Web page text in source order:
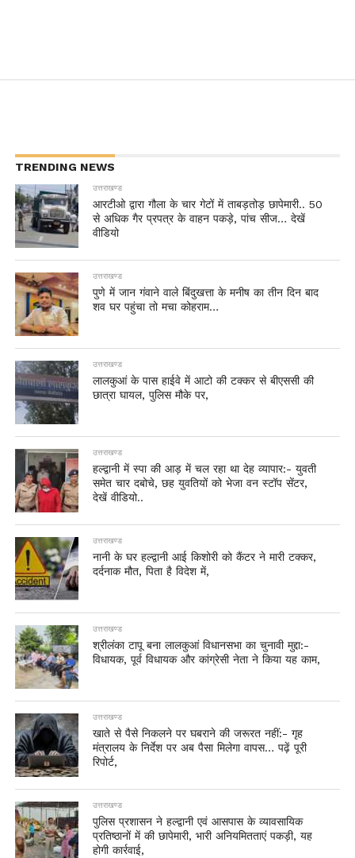
TRENDING NEWS
उत्तराखण्ड
आरटीओ द्वारा गौला के चार गेटों में ताबड़तोड़ छापेमारी.. 50
से अधिक गैर प्रपत्र के वाहन पकड़े, पांच सीज… देखें
वीडियो
उत्तराखण्ड
पुणे में जान गंवाने वाले बिंदुखत्ता के मनीष का तीन दिन बाद
शव घर पहुंचा तो मचा कोहराम…
उत्तराखण्ड
लालकुआं के पास हाईवे में आटो की टक्कर से बीएससी की
छात्रा घायल, पुलिस मौके पर,
उत्तराखण्ड
हल्द्वानी में स्पा की आड़ में चल रहा था देह व्यापार:- युवती
समेत चार दबोचे, छह युवतियों को भेजा वन स्टॉप सेंटर,
देखें वीडियो..
उत्तराखण्ड
नानी के घर हल्द्वानी आई किशोरी को कैंटर ने मारी टक्कर,
दर्दनाक मौत, पिता है विदेश में,
उत्तराखण्ड
श्रीलंका टापू बना लालकुआं विधानसभा का चुनावी मुद्दा:-
विधायक, पूर्व विधायक और कांग्रेसी नेता ने किया यह काम,
उत्तराखण्ड
खाते से पैसे निकलने पर घबराने की जरूरत नहीं:- गृह
मंत्रालय के निर्देश पर अब पैसा मिलेगा वापस… पढ़ें पूरी
रिपोर्ट,
उत्तराखण्ड
पुलिस प्रशासन ने हल्द्वानी एवं आसपास के व्यावसायिक
प्रतिष्ठानों में की छापेमारी, भारी अनियमितताएं पकड़ी, यह
होगी कार्रवाई,